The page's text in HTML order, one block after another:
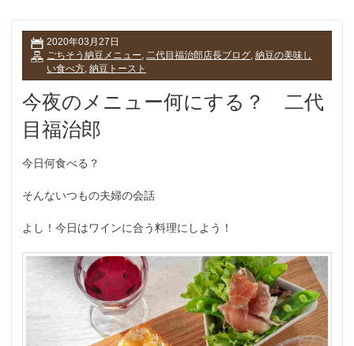
2020年03月27日
ごちそう納豆メニュー 二代目福治郎店長ブログ 納豆の美味し
い食べ方 納豆トースト
今夜のメニュー何にする？ 二代
目福治郎
今日何食べる？
そんないつもの夫婦の会話
よし！今日はワインに合う料理にしよう！